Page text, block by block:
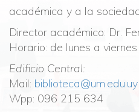
académica y a la
Director académico: Dr.
Horario: de lunes a
Edificio Central:
Mail: biblioteca@um.edu.uy
Wpp: 096 215 634